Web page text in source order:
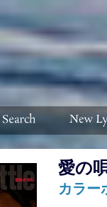
愛の
カラー